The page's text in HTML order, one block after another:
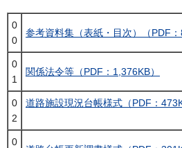
0
0
参考資料集（表紙・目次）（PDF：
0
1
関係法令等（PDF：1,376KB）
0
2
道路施設現況台帳様式（PDF：
0